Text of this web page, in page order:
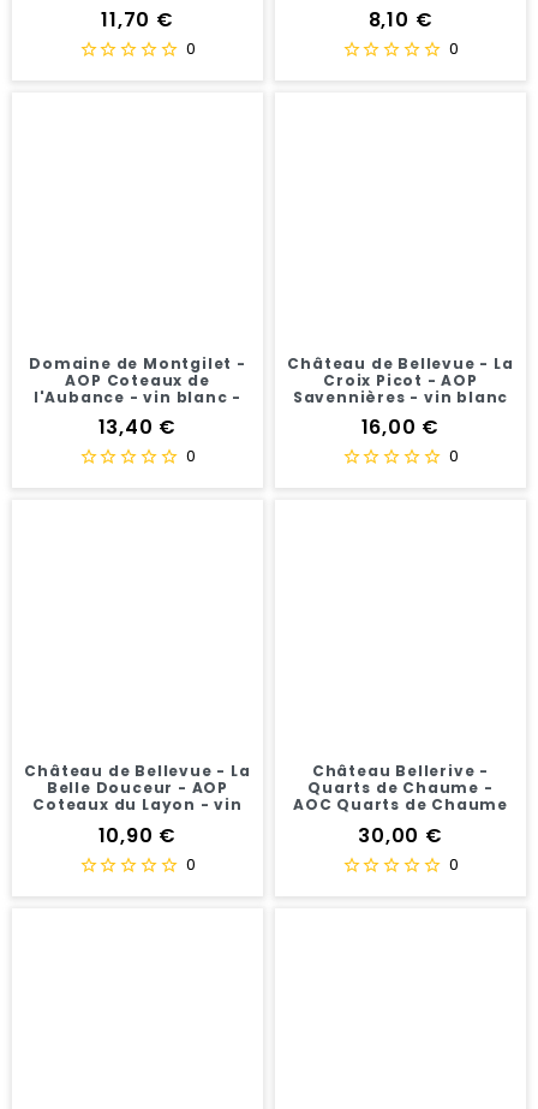
Prix
11,70 €
0
Prix
8,10 €
0
Domaine de Montgilet -
AOP Coteaux de
l'Aubance - vin blanc -
Prix
13,40 €
0
Château de Bellevue - La
Croix Picot - AOP
Savennières - vin blanc
Prix
16,00 €
0
Château de Bellevue - La
Belle Douceur - AOP
Coteaux du Layon - vin
Prix
10,90 €
0
Château Bellerive -
Quarts de Chaume -
AOC Quarts de Chaume
Prix
30,00 €
0